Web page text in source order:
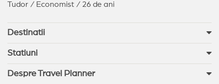
Tudor / Economist / 26 de ani
Destinatii
Statiuni
Despre Travel Planner